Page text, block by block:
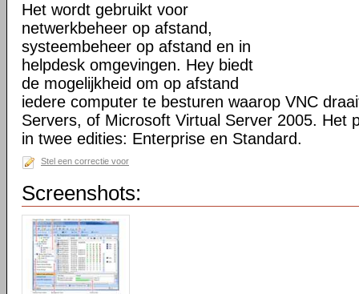
Het wordt gebruikt voor
netwerkbeheer op afstand,
systeembeheer op afstand en in
helpdesk omgevingen. Hey biedt
de mogelijkheid om op afstand
iedere computer te besturen waarop VNC
Servers, of Microsoft Virtual Server 2005. Het
in twee edities: Enterprise en Standard.
Stel een correctie voor
Screenshots: